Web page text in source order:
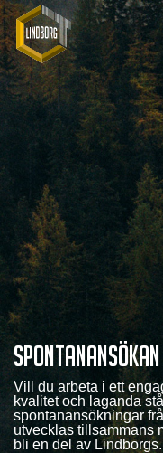
Spontanansökan
Vill du arbeta i ett
kvalitet och laganda
spontanansökningar
utvecklas tillsammans
bli en del av Lindborgs.